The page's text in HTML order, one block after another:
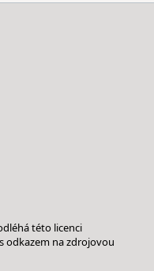
této licenci
odkazem na zdrojovou